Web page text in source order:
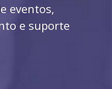
eventos,
e suporte